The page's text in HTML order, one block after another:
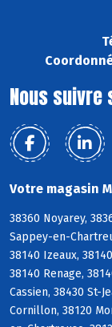
Nous suivre
Votre magasin
38360 Noyarey,
Sappey-en-
38140 Izeaux,
38140 Renage,
Cassien, 38430 St-
Cornillon, 38120